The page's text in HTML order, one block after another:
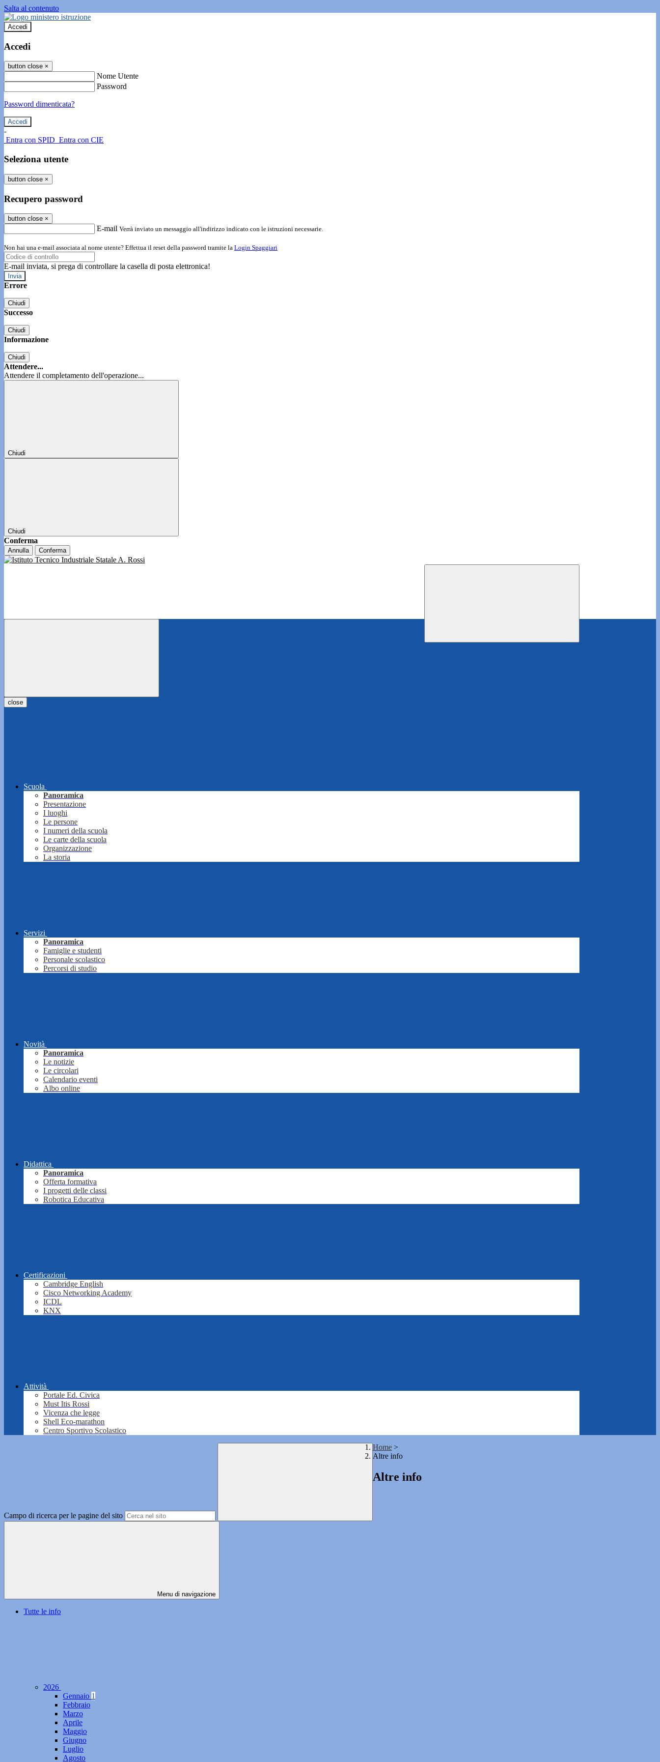
Salta al contenuto
Accedi
Accedi
button close ×
Nome Utente
Password
Password dimenticata?
-
Entra con SPID Entra con CIE
Seleziona utente
button close ×
Recupero password
button close ×
E-mail Verrà inviato un messaggio all'indirizzo indicato con le istruzioni necessarie.
Non hai una e-mail associata al nome utente? Effettua il reset della password tramite la Login Spaggiari
E-mail inviata, si prega di controllare la casella di posta elettronica!
Errore
Chiudi
Successo
Chiudi
Informazione
Chiudi
Attendere...
Attendere il completamento dell'operazione...
Chiudi
Chiudi
Conferma
Annulla Conferma
close
Scuola
Panoramica
Presentazione
I luoghi
Le persone
I numeri della scuola
Le carte della scuola
Organizzazione
La storia
Servizi
Panoramica
Famiglie e studenti
Personale scolastico
Percorsi di studio
Novità
Panoramica
Le notizie
Le circolari
Calendario eventi
Albo online
Didattica
Panoramica
Offerta formativa
I progetti delle classi
Robotica Educativa
Certificazioni
Cambridge English
Cisco Networking Academy
ICDL
KNX
Attività
Portale Ed. Civica
Must Itis Rossi
Vicenza che legge
Shell Eco-marathon
Centro Sportivo Scolastico
Campo di ricerca per le pagine del sito
Home >
Altre info
Altre info
Menu di navigazione
Tutte le info
2026
Gennaio 1
Febbraio
Marzo
Aprile
Maggio
Giugno
Luglio
Agosto